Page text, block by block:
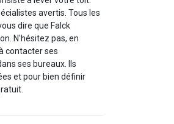
avertis. Tous les
dire que Falck
N'hésitez pas, en
contacter ses
ses bureaux. Ils
et pour bien définir